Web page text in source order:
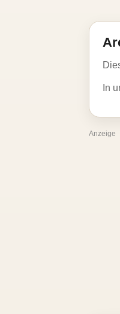
In
Anzeige